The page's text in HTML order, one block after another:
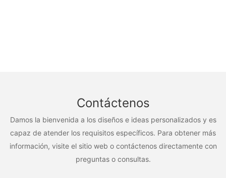
Contáctenos
Damos la bienvenida a los diseños e ideas personalizados y es
capaz de atender los requisitos específicos. Para obtener más
información, visite el sitio web o contáctenos directamente con
preguntas o consultas.